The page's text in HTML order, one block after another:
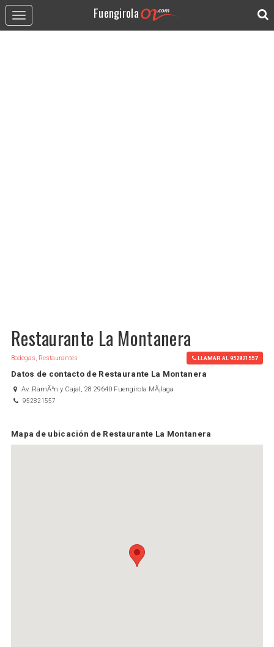
Toggle
navigation
Fuengirola
Restaurante La Montanera
Bodegas, Restaurantes LLAMAR AL 952821557
Datos de contacto de Restaurante La Montanera
Av. RamÃ³n y Cajal, 28 29640 Fuengirola MÃ¡laga
952821557
Mapa de ubicación de Restaurante La Montanera